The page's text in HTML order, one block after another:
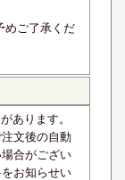
めご了承くだ
あります。
文後の自動
合がござい
お知らせい